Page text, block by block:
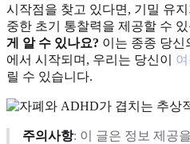
시작점을 찾고 있다면, 기밀 유
중한 초기 통찰력을 제공할 수
게 알 수 있나요? 이는 종종 당신
에서 시작되며, 우리는 당신이
릴 수 있습니다.
주의사항: 이 글은 정보 제공